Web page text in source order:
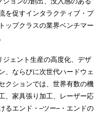
を促すインタラクティブ・プ
ップクラスの業界ベンチマー
ェント生産の高度化、デザ
、ならびに次世代ハードウェ
クションでは、世界有数の機
、家具張り加工、レーザー応
るエンド・–ツー–・エンドの